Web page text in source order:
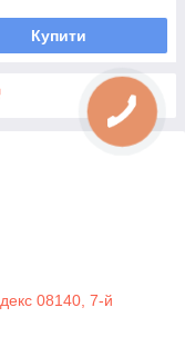
Купити
08140, 7-й